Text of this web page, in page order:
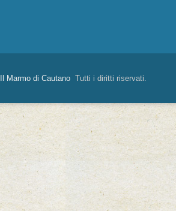
Il Marmo di Cautano Tutti i diritti riservati.